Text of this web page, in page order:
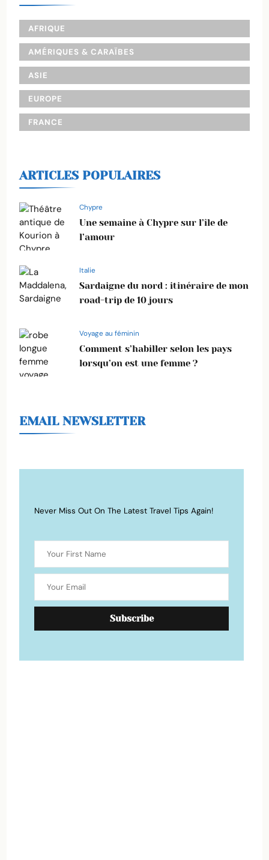
AFRIQUE
AMÉRIQUES & CARAÏBES
ASIE
EUROPE
FRANCE
ARTICLES POPULAIRES
Chypre
Une semaine à Chypre sur l’île de
l’amour
Italie
Sardaigne du nord : itinéraire de mon
road-trip de 10 jours
Voyage au féminin
Comment s’habiller selon les pays
lorsqu’on est une femme ?
EMAIL NEWSLETTER
Never Miss Out On The Latest Travel Tips Again!